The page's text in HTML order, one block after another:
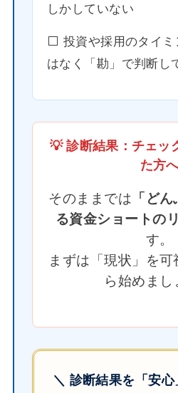
しかしていない
⬜️ 投資や採用のタイ
はなく「勘」で判断し
💡 診断結果：チェッ
た方
そのままでは 「ど
る資金ショートの
す。
まずは「現状」を
ら始めまし
＼ 診断結果を「安